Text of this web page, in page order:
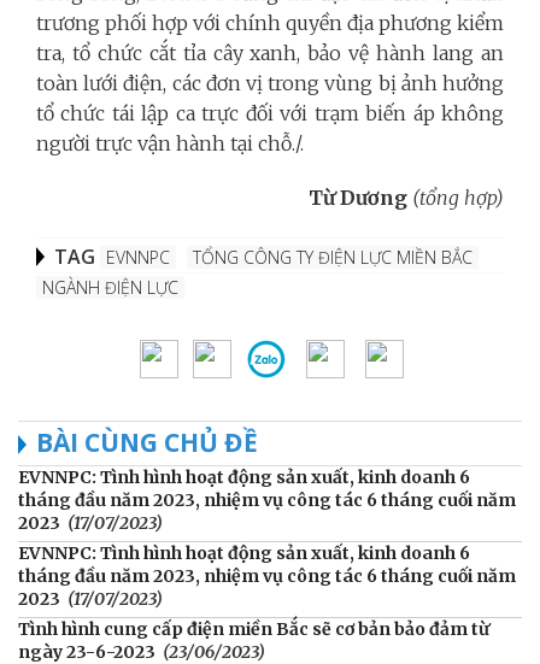
trương phối hợp với chính quyền địa phương kiểm
tra, tổ chức cắt tỉa cây xanh, bảo vệ hành lang an
toàn lưới điện, các đơn vị trong vùng bị ảnh hưởng
tổ chức tái lập ca trực đối với trạm biến áp không
người trực vận hành tại chỗ./.
Từ Dương (tổng hợp)
TAG EVNNPC
TỔNG CÔNG TY ĐIỆN LỰC MIỀN BẮC
NGÀNH ĐIỆN LỰC
BÀI CÙNG CHỦ ĐỀ
EVNNPC: Tình hình hoạt động sản xuất, kinh doanh 6
tháng đầu năm 2023, nhiệm vụ công tác 6 tháng cuối năm
2023 (17/07/2023)
EVNNPC: Tình hình hoạt động sản xuất, kinh doanh 6
tháng đầu năm 2023, nhiệm vụ công tác 6 tháng cuối năm
2023 (17/07/2023)
Tình hình cung cấp điện miền Bắc sẽ cơ bản bảo đảm từ
ngày 23-6-2023 (23/06/2023)